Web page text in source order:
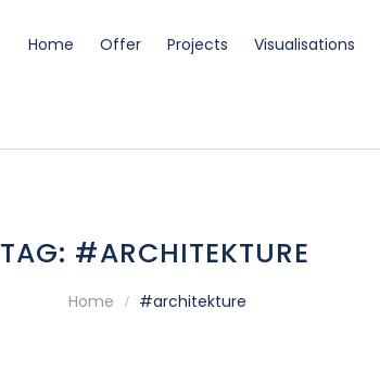
Home Offer Projects Visualisations
TAG: #ARCHITEKTURE
Home #architekture